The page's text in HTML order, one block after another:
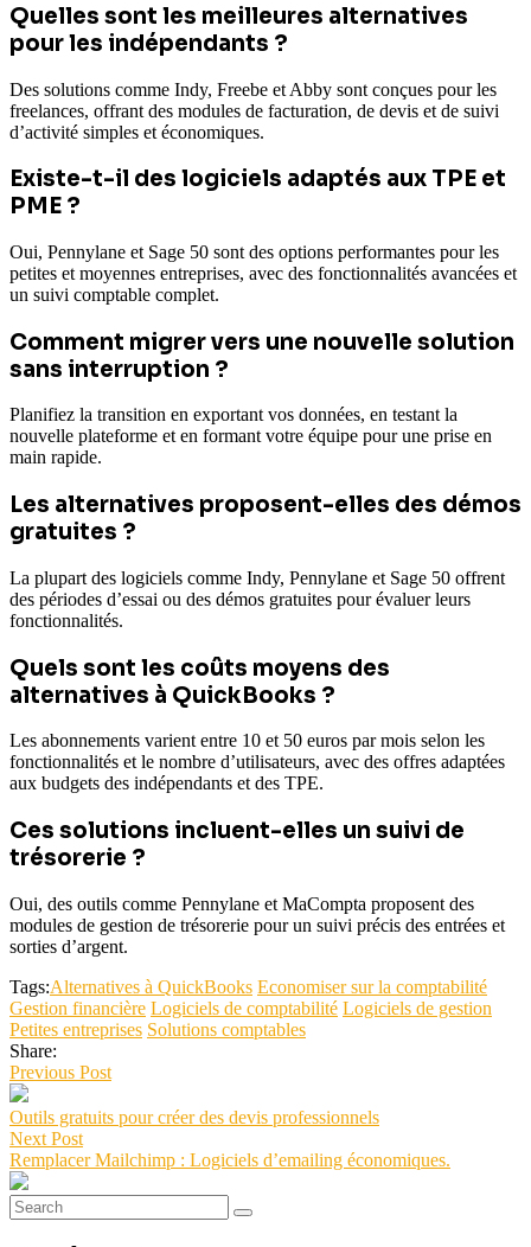
Quelles sont les meilleures alternatives
pour les indépendants ?
Des solutions comme Indy, Freebe et Abby sont conçues pour les
freelances, offrant des modules de facturation, de devis et de suivi
d’activité simples et économiques.
Existe-t-il des logiciels adaptés aux TPE et
PME ?
Oui, Pennylane et Sage 50 sont des options performantes pour les
petites et moyennes entreprises, avec des fonctionnalités avancées et
un suivi comptable complet.
Comment migrer vers une nouvelle solution
sans interruption ?
Planifiez la transition en exportant vos données, en testant la
nouvelle plateforme et en formant votre équipe pour une prise en
main rapide.
Les alternatives proposent-elles des démos
gratuites ?
La plupart des logiciels comme Indy, Pennylane et Sage 50 offrent
des périodes d’essai ou des démos gratuites pour évaluer leurs
fonctionnalités.
Quels sont les coûts moyens des
alternatives à QuickBooks ?
Les abonnements varient entre 10 et 50 euros par mois selon les
fonctionnalités et le nombre d’utilisateurs, avec des offres adaptées
aux budgets des indépendants et des TPE.
Ces solutions incluent-elles un suivi de
trésorerie ?
Oui, des outils comme Pennylane et MaCompta proposent des
modules de gestion de trésorerie pour un suivi précis des entrées et
sorties d’argent.
Tags:Alternatives à QuickBooks Economiser sur la comptabilité
Gestion financière Logiciels de comptabilité Logiciels de gestion
Petites entreprises Solutions comptables
Share:
Previous Post
Outils gratuits pour créer des devis professionnels
Next Post
Remplacer Mailchimp : Logiciels d’emailing économiques.